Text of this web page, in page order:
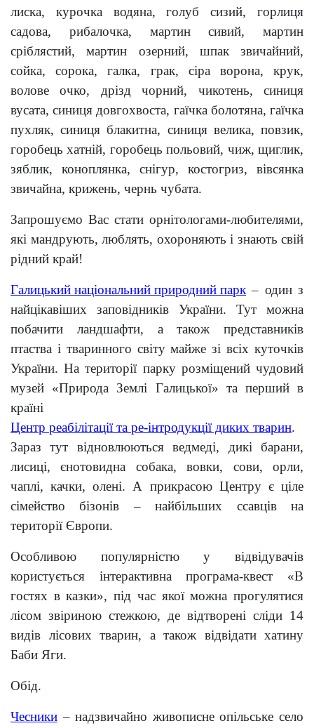
лиска, курочка водяна, голуб сизий, горлиця
садова, рибалочка, мартин сивий, мартин
сріблястий, мартин озерний, шпак звичайний,
сойка, сорока, галка, грак, сіра ворона, крук,
волове очко, дрізд чорний, чикотень, синиця
вусата, синиця довгохвоста, гаїчка болотяна, гаїчка
пухляк, синиця блакитна, синиця велика, повзик,
горобець хатній, горобець польовий, чиж, щиглик,
зяблик, коноплянка, снігур, костогриз, вівсянка
звичайна, крижень, чернь чубата.
Запрошуємо Вас стати орнітологами-любителями,
які мандрують, люблять, охороняють і знають свій
рідний край!
Галицький національний природний парк – один з
найцікавіших заповідників України. Тут можна
побачити ландшафти, а також представників
птаства і тваринного світу майже зі всіх куточків
України. На території парку розміщений чудовий
музей «Природа Землі Галицької» та перший в
країні
Центр реабілітації та ре-інтродукції диких тварин.
Зараз тут відновлюються ведмеді, дикі барани,
лисиці, єнотовидна собака, вовки, сови, орли,
чаплі, качки, олені. А прикрасою Центру є ціле
сімейство бізонів – найбільших ссавців на
території Європи.
Особливою популярністю у відвідувачів
користується інтерактивна програма-квест «В
гостях в казки», під час якої можна прогулятися
лісом звіриною стежкою, де відтворені сліди 14
видів лісових тварин, а також відвідати хатину
Баби Яги.
Обід.
Чесники – надзвичайно живописне опільське село